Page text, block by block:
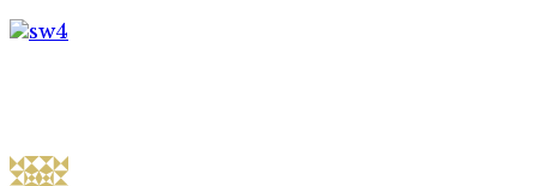
Författare